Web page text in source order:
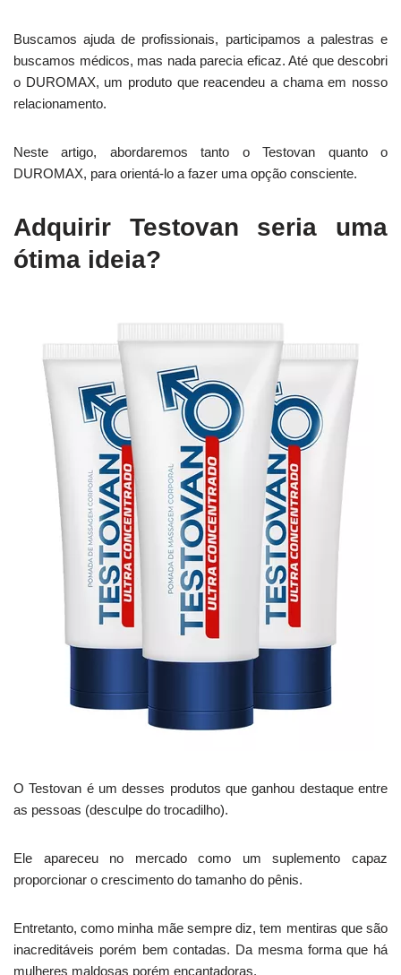
Buscamos ajuda de profissionais, participamos a palestras e
buscamos médicos, mas nada parecia eficaz. Até que descobri
o DUROMAX, um produto que reacendeu a chama em nosso
relacionamento.
Neste artigo, abordaremos tanto o Testovan quanto o
DUROMAX, para orientá-lo a fazer uma opção consciente.
Adquirir Testovan seria uma
ótima ideia?
O Testovan é um desses produtos que ganhou destaque entre
as pessoas (desculpe do trocadilho).
Ele apareceu no mercado como um suplemento capaz
proporcionar o crescimento do tamanho do pênis.
Entretanto, como minha mãe sempre diz, tem mentiras que são
inacreditáveis porém bem contadas. Da mesma forma que há
mulheres maldosas porém encantadoras.